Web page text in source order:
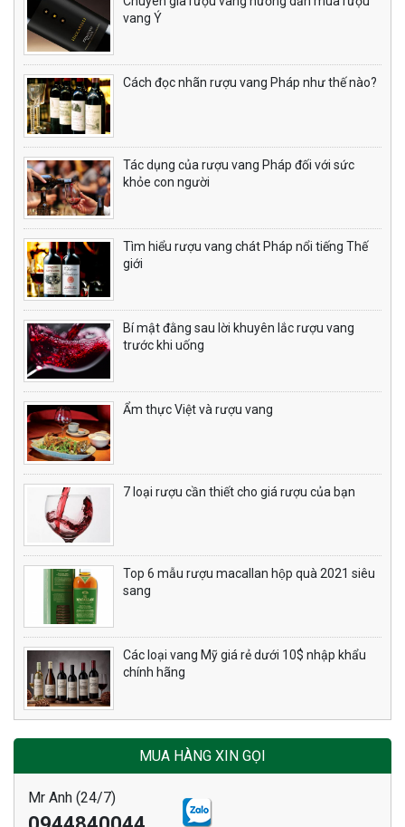
vang Ý
Cách đọc nhãn rượu vang Pháp như thế nào?
Tác dụng của rượu vang Pháp đối với sức
khỏe con người
Tìm hiểu rượu vang chát Pháp nổi tiếng Thế
giới
Bí mật đằng sau lời khuyên lắc rượu vang
trước khi uống
Ẩm thực Việt và rượu vang
7 loại rượu cần thiết cho giá rượu của bạn
Top 6 mẫu rượu macallan hộp quà 2021 siêu
sang
Các loại vang Mỹ giá rẻ dưới 10$ nhập khẩu
chính hãng
MUA HÀNG XIN GỌI
Mr Anh (24/7)